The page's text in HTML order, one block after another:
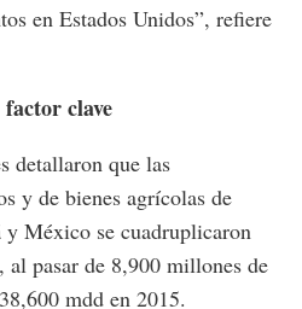
en Estados Unidos”, refiere
clave
detallaron que las
y de bienes agrícolas de
y México se cuadruplicaron
pasar de 8,900 millones de
mdd en 2015.